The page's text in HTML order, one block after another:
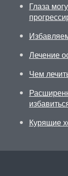
Глаза
Лечение
Чем
Курящие